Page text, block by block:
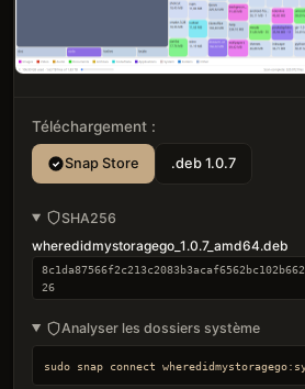
Téléchargement :
Snap Store .deb 1.0.7
SHA256
wheredidmystoragego_1.0.7_amd64.deb
26
Analyser les dossiers système
sudo snap connect